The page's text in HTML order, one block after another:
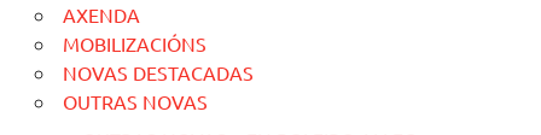
AXENDA
MOBILIZACIÓNS
NOVAS DESTACADAS
OUTRAS NOVAS